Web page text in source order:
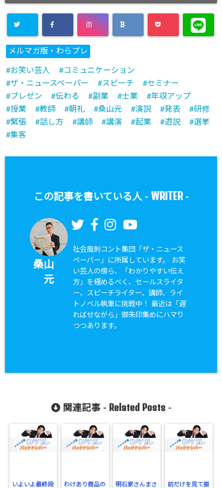
メルマガ版・わらプレ
お笑い芸人
コミュニケーション
ザ・ニュースペーパー
スピーチ
セミナー
プレゼン
伝わる 副業 士業
年収アップ
授業
教師 朝礼 桑山元 演説 発表
研修
緊張
話し方 講師 講演 起業 遊説
選挙
集客
この記事を書いている人 - WRITER-
桑山
元
社会風刺コント集団「ザ・ニュース
ペーパー」に所属しています。 お笑
い芸人の傍ら、「わかりやすい伝え
方」を極めるべく、セールスライタ
ー、スピーチライター、講師、ライ
トノベル執筆に挑戦中！ 最近は「遅
ればせながら」御朱印集めにハマり
つつあります。
関連記事 - Related Posts-
いよいよ最終段
わけあり商品の
明石家さんまさ
前だけを見て振